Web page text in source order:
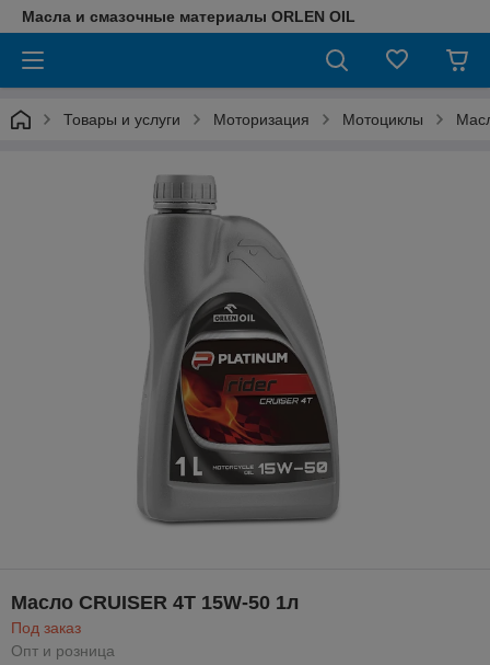
Масла и смазочные материалы ORLEN OIL
Товары и услуги Моторизация Мотоциклы
Масло CRUISER 4T 15W-50 1л
Под заказ
Опт и розница